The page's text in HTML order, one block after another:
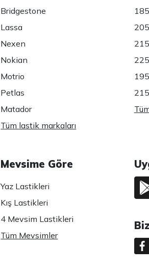
Bridgestone
Lassa
Nexen
Nokian
Motrio
Petlas
Matador
Tüm lastik markaları
Mevsime Göre
Yaz Lastikleri
Kış Lastikleri
4 Mevsim Lastikleri
Tüm Mevsimler